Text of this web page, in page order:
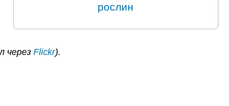
рослин
через Flickr).